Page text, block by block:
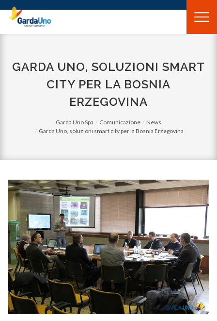
Gardauno
Spa
GARDA UNO, SOLUZIONI SMART
CITY PER LA BOSNIA
ERZEGOVINA
Garda Uno Spa Comunicazione
News
Garda Uno, soluzioni smart city per la Bosnia Erzegovina